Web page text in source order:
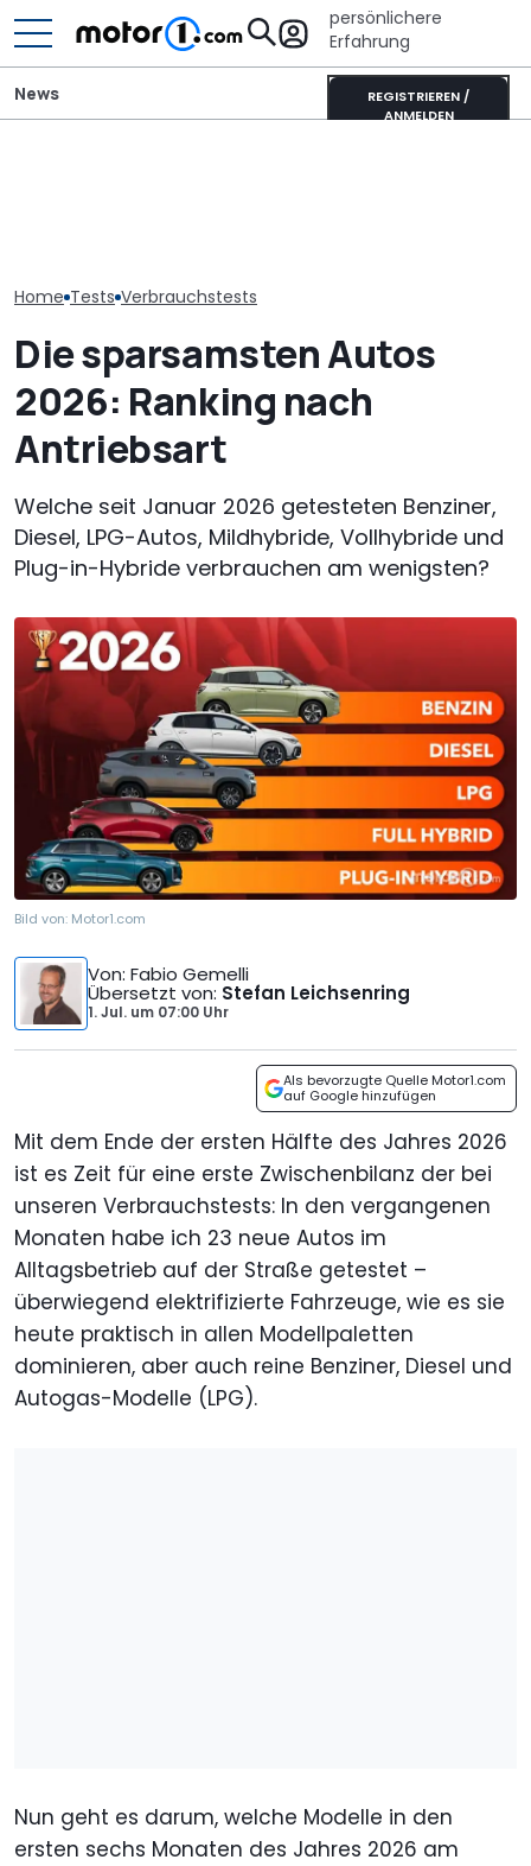
persönlichere
Erfahrung
REGISTRIEREN /
ANMELDEN
News
Home Tests Verbrauchstests
Die sparsamsten Autos
2026: Ranking nach
Antriebsart
Welche seit Januar 2026 getesteten Benziner,
Diesel, LPG-Autos, Mildhybride, Vollhybride und
Plug-in-Hybride verbrauchen am wenigsten?
Bild von: Motor1.com
Von: Fabio Gemelli
Übersetzt von: Stefan Leichsenring
1. Jul. um 07:00 Uhr
Als bevorzugte Quelle Motor1.com
auf Google hinzufügen
Mit dem Ende der ersten Hälfte des Jahres 2026
ist es Zeit für eine erste Zwischenbilanz der bei
unseren Verbrauchstests: In den vergangenen
Monaten habe ich 23 neue Autos im
Alltagsbetrieb auf der Straße getestet –
überwiegend elektrifizierte Fahrzeuge, wie es sie
heute praktisch in allen Modellpaletten
dominieren, aber auch reine Benziner, Diesel und
Autogas-Modelle (LPG).
Nun geht es darum, welche Modelle in den
ersten sechs Monaten des Jahres 2026 am